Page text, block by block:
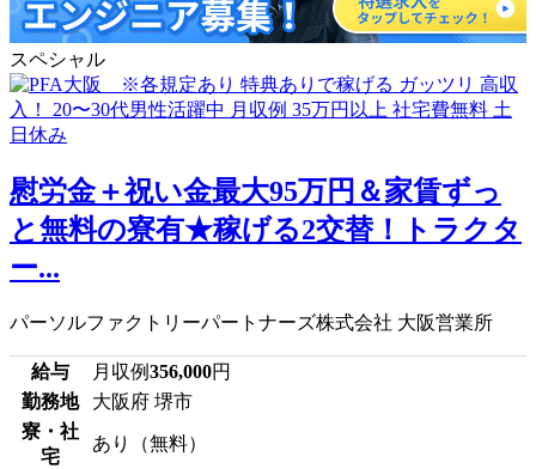
スペシャル
慰労金＋祝い金最大95万円＆家賃ずっ
と無料の寮有★稼げる2交替！トラクタ
ー...
パーソルファクトリーパートナーズ株式会社 大阪営業所
給与 月収例356,000円
勤務地
大阪府 堺市
寮・社
宅
あり（無料）